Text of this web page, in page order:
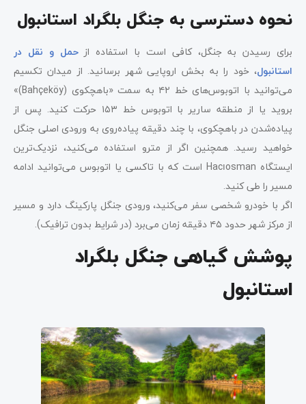
نحوه دسترسی به جنگل بلگراد استانبول
برای رسیدن به جنگل، کافی است با استفاده ازحمل و نقل در
استانبول، خود را به بخش اروپایی شهر برسانید. از میدان تکسیم
می‌توانید با اتوبوس‌های خط ۴۲ به سمت «باهچکوی (Bahçeköy)»
بروید یا از منطقه ساریر با اتوبوس خط ۱۵۳ حرکت کنید. پس از
پیاده‌شدن در باهچکوی، با چند دقیقه پیاده‌روی به ورودی اصلی جنگل
خواهید رسید. همچنین اگر از مترو استفاده می‌کنید، نزدیک‌ترین
ایستگاه Hacıosman است که با تاکسی یا اتوبوس می‌توانید ادامه
مسیر را طی کنید.
اگر با خودرو شخصی سفر می‌کنید، ورودی جنگل پارکینگ دارد و مسیر
از مرکز شهر حدود ۴۵ دقیقه زمان می‌برد (در شرایط بدون ترافیک).
پوشش گیاهی جنگل بلگراد
استانبول